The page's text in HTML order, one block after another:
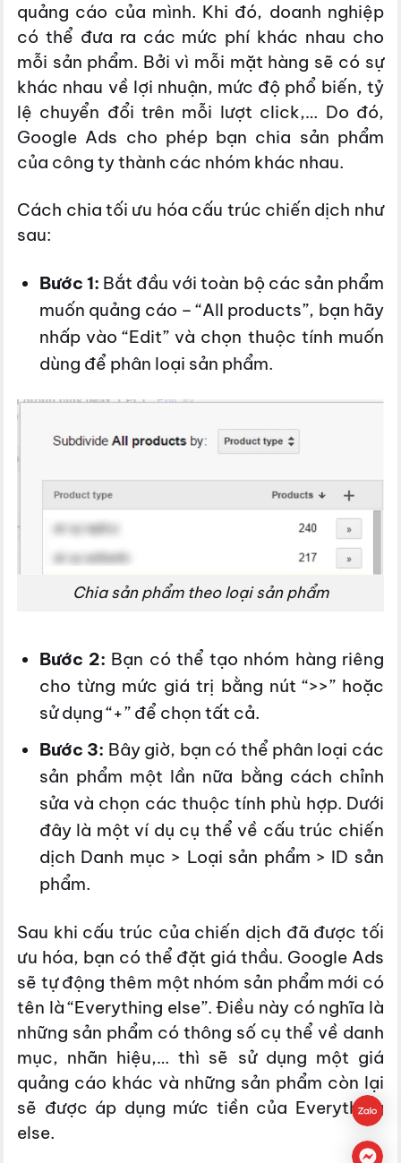
quảng cáo của mình. Khi đó, doanh nghiệp
có thể đưa ra các mức phí khác nhau cho
mỗi sản phẩm. Bởi vì mỗi mặt hàng sẽ có sự
khác nhau về lợi nhuận, mức độ phổ biến, tỷ
lệ chuyển đổi trên mỗi lượt click,… Do đó,
Google Ads cho phép bạn chia sản phẩm
của công ty thành các nhóm khác nhau.
Cách chia tối ưu hóa cấu trúc chiến dịch như
sau:
Bước 1: Bắt đầu với toàn bộ các sản phẩm
muốn quảng cáo – “All products”, bạn hãy
nhấp vào “Edit” và chọn thuộc tính muốn
dùng để phân loại sản phẩm.
Chia sản phẩm theo loại sản phẩm
Bước 2: Bạn có thể tạo nhóm hàng riêng
cho từng mức giá trị bằng nút “>>” hoặc
sử dụng “+” để chọn tất cả.
Bước 3: Bây giờ, bạn có thể phân loại các
sản phẩm một lần nữa bằng cách chỉnh
sửa và chọn các thuộc tính phù hợp. Dưới
đây là một ví dụ cụ thể về cấu trúc chiến
dịch Danh mục > Loại sản phẩm > ID sản
phẩm.
Sau khi cấu trúc của chiến dịch đã được tối
ưu hóa, bạn có thể đặt giá thầu. Google Ads
sẽ tự động thêm một nhóm sản phẩm mới có
tên là “Everything else”. Điều này có nghĩa là
những sản phẩm có thông số cụ thể về danh
mục, nhãn hiệu,… thì sẽ sử dụng một giá
quảng cáo khác và những sản phẩm còn lại
sẽ được áp dụng mức tiền của Everything
else.